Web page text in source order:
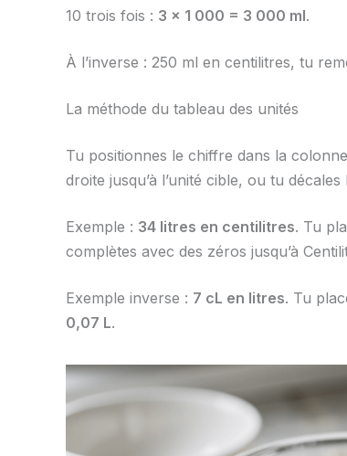
10 trois fois : 3 × 1 000 = 3 000 ml.
À l’inverse : 250 ml en centilitres, tu
La méthode du tableau des unités
Tu positionnes le chiffre dans la
droite jusqu’à l’unité cible, ou tu
Exemple : 34 litres en centilitres. Tu
complètes avec des zéros jusqu’à
Exemple inverse : 7 cL en litres. Tu
0,07 L.